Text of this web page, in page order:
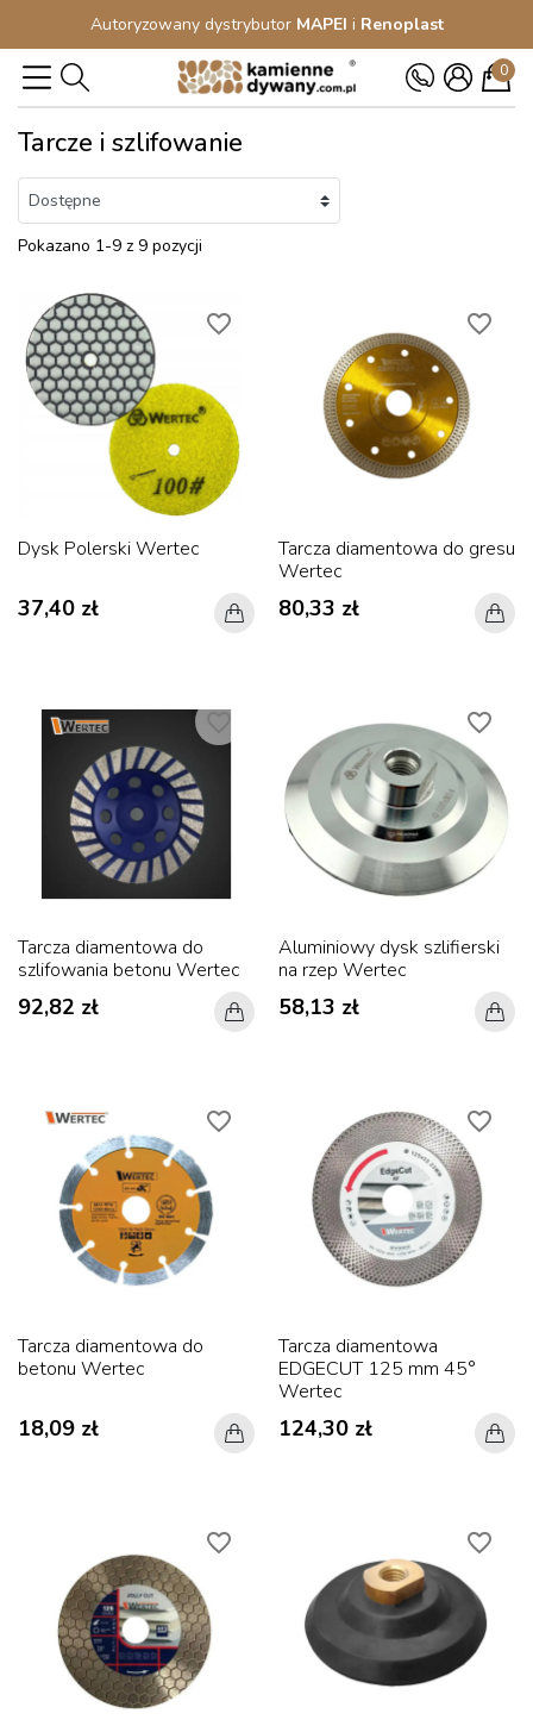
Autoryzowany dystrybutor MAPEI i Renoplast
0
Tarcze i szlifowanie
Pokazano 1-9 z 9 pozycji
favorite_border
Dysk Polerski Wertec
37,40 zł
favorite_border
Tarcza diamentowa do gresu
Wertec
80,33 zł
favorite_border
Tarcza diamentowa do
szlifowania betonu Wertec
92,82 zł
favorite_border
Aluminiowy dysk szlifierski
na rzep Wertec
58,13 zł
favorite_border
Tarcza diamentowa do
betonu Wertec
18,09 zł
favorite_border
Tarcza diamentowa
EDGECUT 125 mm 45°
Wertec
124,30 zł
favorite_border favorite_border